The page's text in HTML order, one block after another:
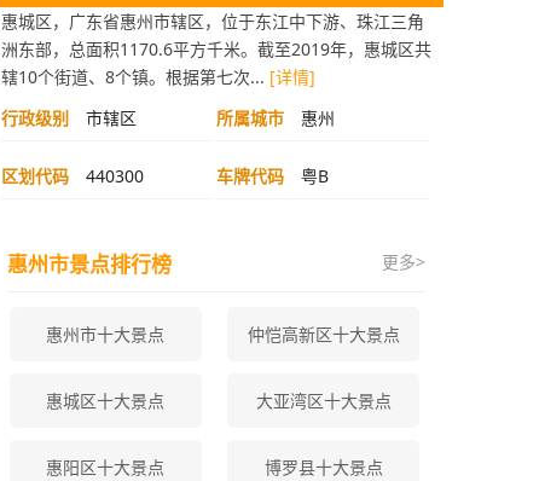
惠城区，广东省惠州市辖区，位于东江中下游、珠江三角
洲东部，总面积1170.6平方千米。截至2019年，惠城区共
辖10个街道、8个镇。根据第七次... [详情]
行政级别
市辖区 所属城市 惠州
区划代码 440300 车牌代码 粤B
惠州市景点排行榜 更多>
惠州市十大景点 仲恺高新区十大景点
惠城区十大景点 大亚湾区十大景点
惠阳区十大景点 博罗县十大景点